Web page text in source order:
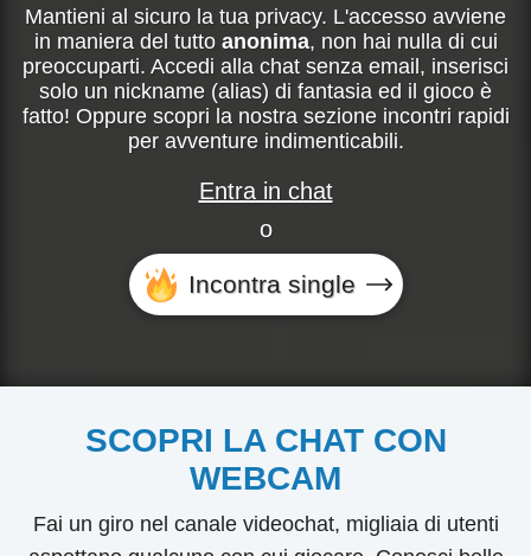
Mantieni al sicuro la tua privacy. L'accesso avviene
in maniera del tutto anonima, non hai nulla di cui
preoccuparti. Accedi alla chat senza email, inserisci
solo un nickname (alias) di fantasia ed il gioco è
fatto! Oppure scopri la nostra sezione incontri rapidi
per avventure indimenticabili.
Entra in chat
o
Incontra single
SCOPRI LA CHAT CON
WEBCAM
Fai un giro nel canale videochat, migliaia di utenti